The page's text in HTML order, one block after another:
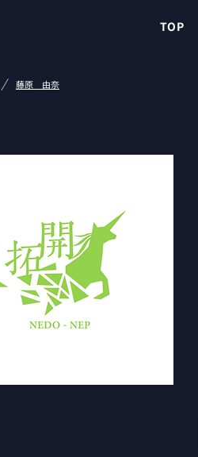
TOP
/ 藤原 由奈